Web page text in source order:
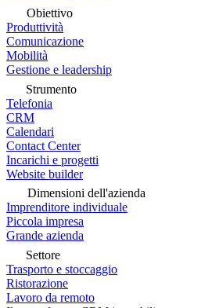
Obiettivo
Produttività
Comunicazione
Mobilità
Gestione e leadership
Strumento
Telefonia
CRM
Calendari
Contact Center
Incarichi e progetti
Website builder
Dimensioni dell'azienda
Imprenditore individuale
Piccola impresa
Grande azienda
Settore
Trasporto e stoccaggio
Ristorazione
Lavoro da remoto